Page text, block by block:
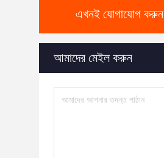
এখনই যোগাযোগ করুন
আমাদের মেইল ​​করুন